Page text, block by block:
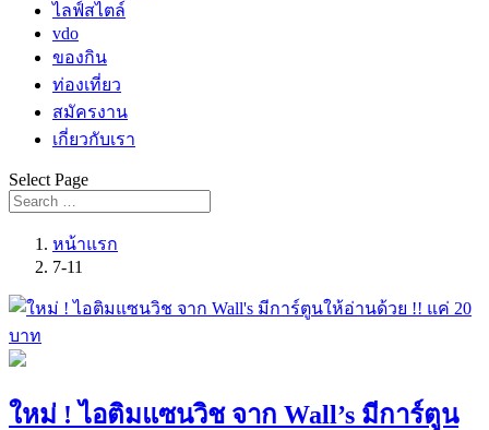
ไลฟ์สไตล์
vdo
ของกิน
ท่องเที่ยว
สมัครงาน
เกี่ยวกับเรา
Select Page
หน้าแรก
7-11
ใหม่ ! ไอติมแซนวิช จาก Wall’s มีการ์ตูน